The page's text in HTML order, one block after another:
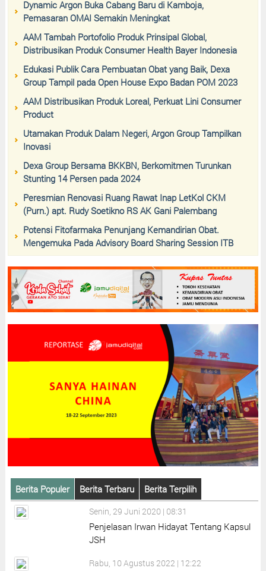
Dynamic Argon Buka Cabang Baru di Kamboja,
Pemasaran OMAI Semakin Meningkat
AAM Tambah Portofolio Produk Prinsipal Global,
Distribusikan Produk Consumer Health Bayer Indonesia
Edukasi Publik Cara Pembuatan Obat yang Baik, Dexa
Group Tampil pada Open House Expo Badan POM 2023
AAM Distribusikan Produk Loreal, Perkuat Lini Consumer
Product
Utamakan Produk Dalam Negeri, Argon Group Tampilkan
Inovasi
Dexa Group Bersama BKKBN, Berkomitmen Turunkan
Stunting 14 Persen pada 2024
Peresmian Renovasi Ruang Rawat Inap LetKol CKM
(Purn.) apt. Rudy Soetikno RS AK Gani Palembang
Potensi Fitofarmaka Penunjang Kemandirian Obat.
Mengemuka Pada Advisory Board Sharing Session ITB
Berita Populer Berita Terbaru Berita Terpilih
Senin, 29 Juni 2020 | 08:31
Penjelasan Irwan Hidayat Tentang Kapsul
JSH
Rabu, 10 Agustus 2022 | 12:22